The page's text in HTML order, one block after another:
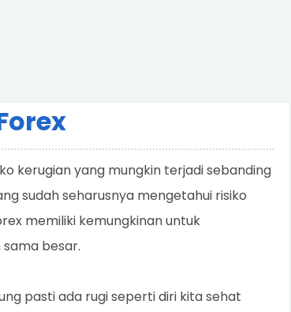
kerugian yang mungkin terjadi sebanding
sudah seharusnya mengetahui risiko
memiliki kemungkinan untuk
besar.
pasti ada rugi seperti diri kita sehat